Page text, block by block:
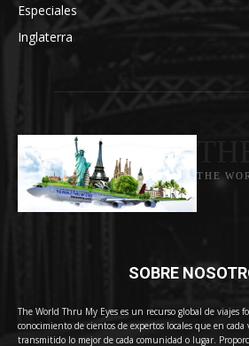
Especiales
Inglaterra
THE
SOBRE
The World Thru My Eyes es un recurso global de viajes
conocimiento de cientos de expertos locales que en
transmitido lo mejor de cada comunidad o lugar.